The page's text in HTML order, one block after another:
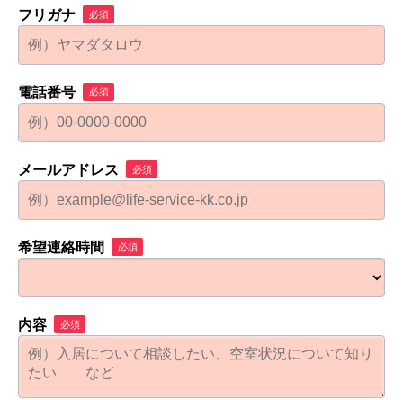
フリガナ 必須
電話番号 必須
メールアドレス 必須
希望連絡時間 必須
内容 必須